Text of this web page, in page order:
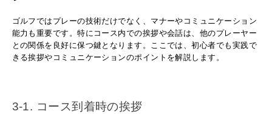
ゴルフではプレーの技術だけでなく、マナーやコミュニケーション
能力も重要です。特にコース内での挨拶や会話は、他のプレーヤー
との関係を良好に保つ鍵となります。ここでは、初心者でも実践で
きる挨拶やコミュニケーションのポイントを解説します。
3-1. コース到着時の挨拶